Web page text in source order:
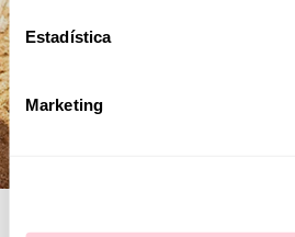
Estadística
Marketing